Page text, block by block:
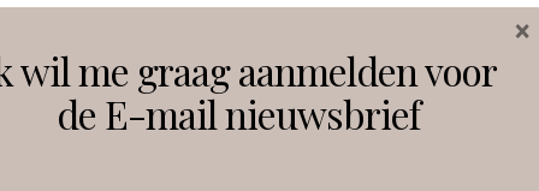
Volg ons
wil me graag aanmelden voor
de E-mail nieuwsbrief
×